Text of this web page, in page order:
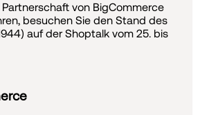
von BigCommerce
besuchen Sie den Stand des
auf der Shoptalk vom 25. bis